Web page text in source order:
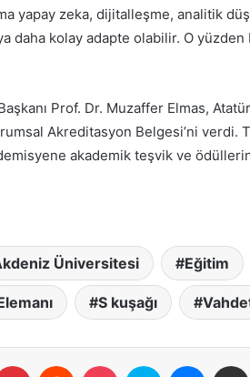
yapay zeka, dijitalleşme, analitik
daha kolay adapte olabilir. O
Prof. Dr. Muzaffer Elmas,
Akreditasyon Belgesi’ni verdi.
akademik teşvik ve
Üniversitesi Eğitim
S kuşağı
Pinterest Reddit Pocket Skype